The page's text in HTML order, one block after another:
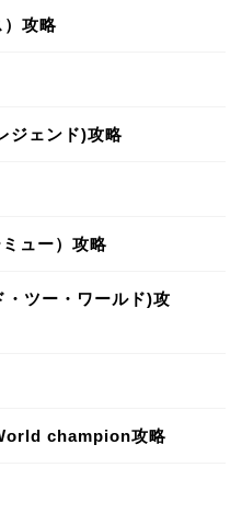
攻略
ジェンド)攻略
ュー）攻略
ツー・ワールド)攻
champion攻略